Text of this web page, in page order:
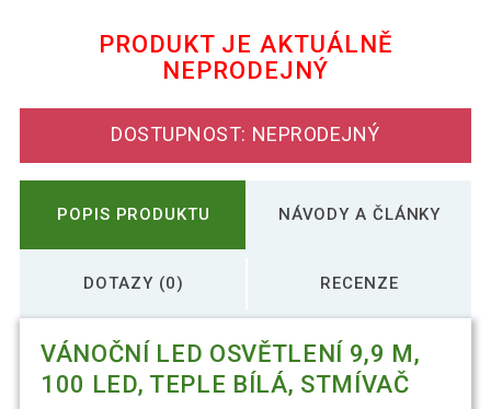
PRODUKT JE AKTUÁLNĚ
NEPRODEJNÝ
DOSTUPNOST: NEPRODEJNÝ
POPIS PRODUKTU NÁVODY A ČLÁNKY
DOTAZY (0) RECENZE
VÁNOČNÍ LED OSVĚTLENÍ 9,9 M,
100 LED, TEPLE BÍLÁ, STMÍVAČ